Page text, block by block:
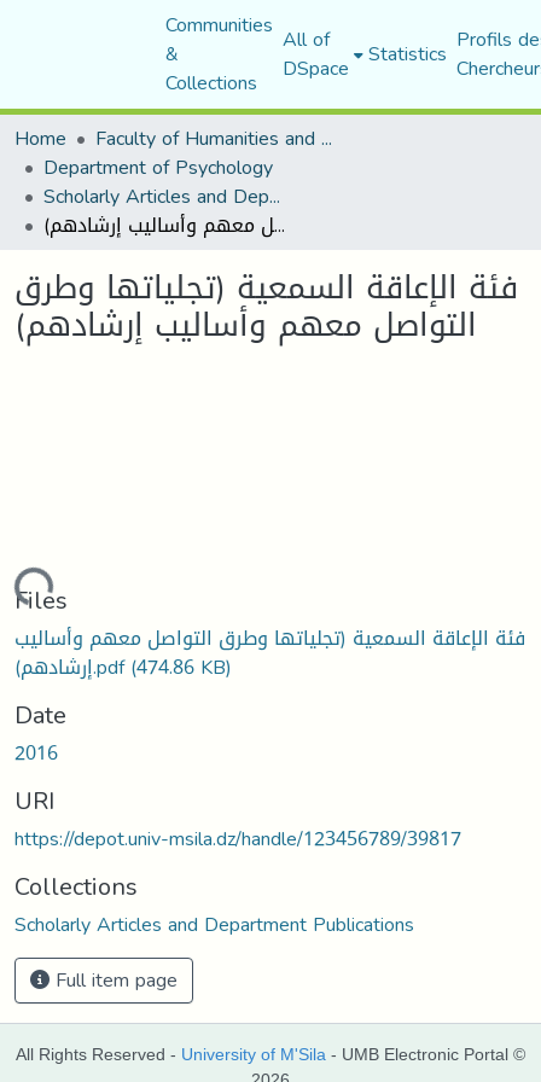
Communities
&
Collections
All of
DSpace Statistics Profils
Home
Faculty of Humanities and Social Sciences
Department of Psychology
Scholarly Articles and Department Publications
فئة الإعاقة السمعية (تجلياتها وطرق التواصل معهم وأساليب إرشادهم)
فئة الإعاقة السمعية (تجلياتها وطرق
التواصل معهم وأساليب إرشادهم)
Loading...
Files
فئة الإعاقة السمعية (تجلياتها وطرق التواصل معهم وأساليب
إرشادهم).pdf(474.86 KB)
Date
2016
URI
https://depot.univ-msila.dz/handle/123456789/39817
Collections
Scholarly Articles and Department Publications
Full item page
All Rights Reserved - University of M'Sila - UMB Electronic Portal ©